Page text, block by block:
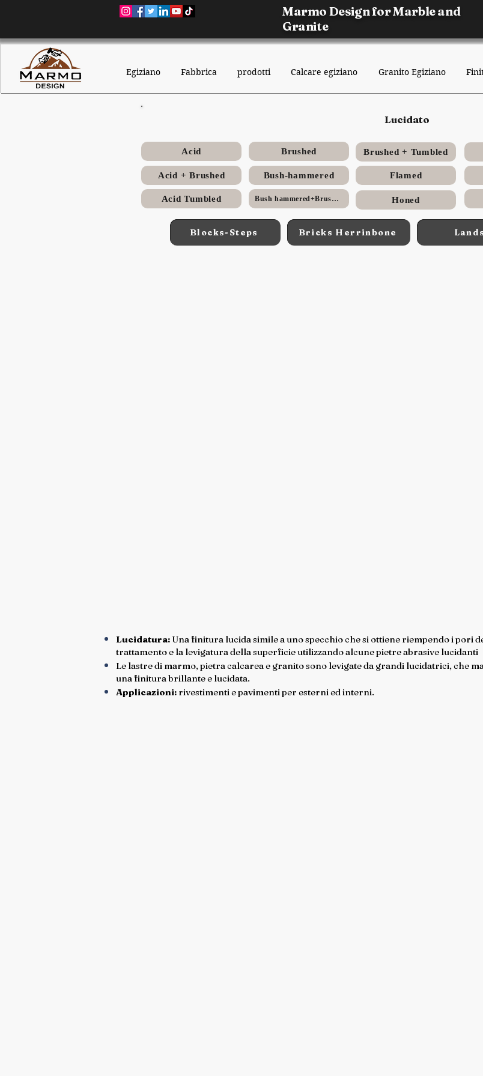
Marmo Design for Marble and
Granite
Egiziano Fabbrica prodotti Calcare egiziano Granito Egiziano
Lucidato
Acid
Acid + Brushed
Acid Tumbled
Brushed
Bush-hammered
Bush hammered+Brushed
Brushed + Tumbled
Flamed
Honed
Blocks-Steps Bricks Herrinbone
Lucidatura: Una finitura lucida simile a uno specchio che si ottiene riempendo i pori
trattamento e la levigatura della superficie utilizzando alcune pietre abrasive lucidanti
Le lastre di marmo, pietra calcarea e granito sono levigate da grandi lucidatrici, che
una finitura brillante e lucidata.
Applicazioni: rivestimenti e pavimenti per esterni ed interni.